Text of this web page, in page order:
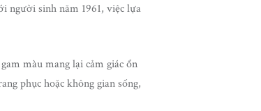
người sinh năm 1961, việc lựa
màu mang lại cảm giác ổn
phục hoặc không gian sống,